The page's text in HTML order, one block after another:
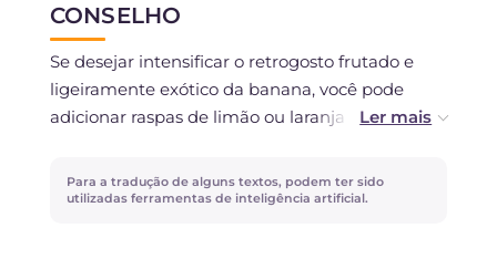
coberta e adicionar as claras batidas apenas no
momento de assar.
CONSELHO
Se desejar intensificar o retrogosto frutado e
ligeiramente exótico da banana, você pode
adicionar raspas de limão ou laranja à massa do
Para a tradução de alguns textos, podem ter sido
utilizadas ferramentas de inteligência artificial.